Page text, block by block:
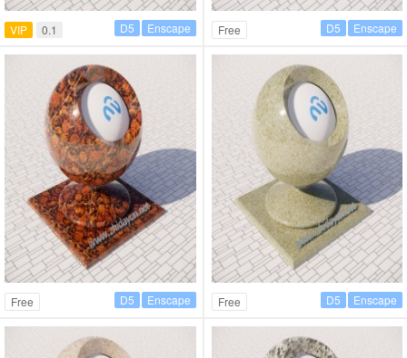
VIP 0.1 Enscape
D5 Free Enscape
D5
Free Enscape
D5 Free Enscape
D5